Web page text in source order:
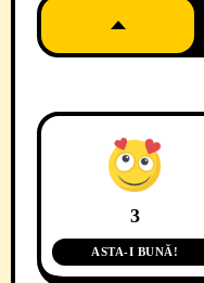
3
ASTA-I BUNĂ!